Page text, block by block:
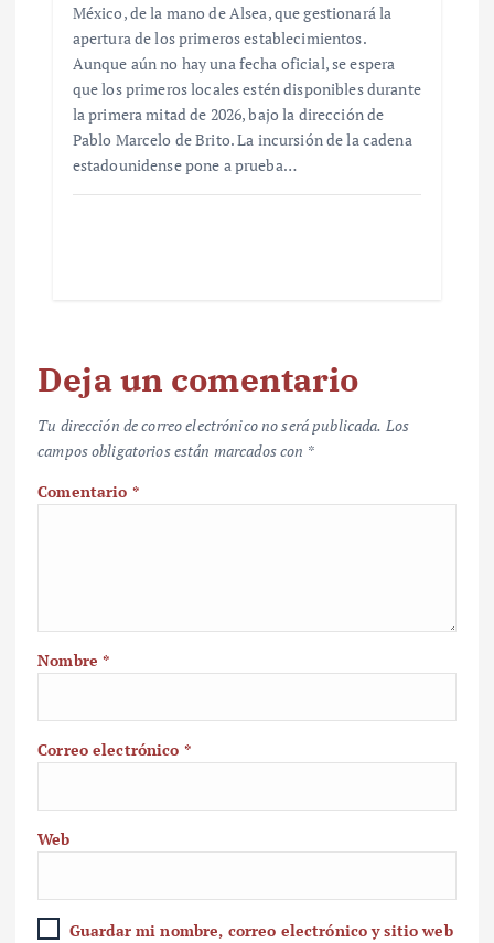
México, de la mano de Alsea, que gestionará la
apertura de los primeros establecimientos.
Aunque aún no hay una fecha oficial, se espera
que los primeros locales estén disponibles durante
la primera mitad de 2026, bajo la dirección de
Pablo Marcelo de Brito. La incursión de la cadena
estadounidense pone a prueba…
Deja un comentario
Tu dirección de correo electrónico no será publicada. Los
campos obligatorios están marcados con *
Comentario *
Nombre*
Correo electrónico *
Web
Guardar mi nombre, correo electrónico y sitio web